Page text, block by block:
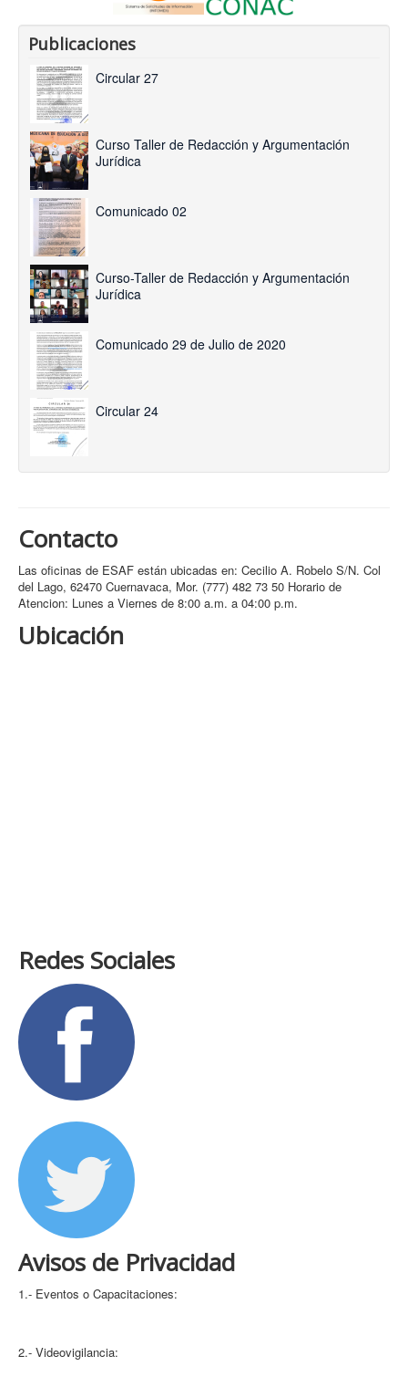
Publicaciones
Circular 27
Curso Taller de Redacción y Argumentación
Jurídica
Comunicado 02
Curso-Taller de Redacción y Argumentación
Jurídica
Comunicado 29 de Julio de 2020
Circular 24
Contacto
Las oficinas de ESAF están ubicadas en: Cecilio A. Robelo S/N. Col
del Lago, 62470 Cuernavaca, Mor. (777) 482 73 50 Horario de
Atencion: Lunes a Viernes de 8:00 a.m. a 04:00 p.m.
Ubicación
Redes Sociales
Avisos de Privacidad
1.- Eventos o Capacitaciones:
2.- Videovigilancia: